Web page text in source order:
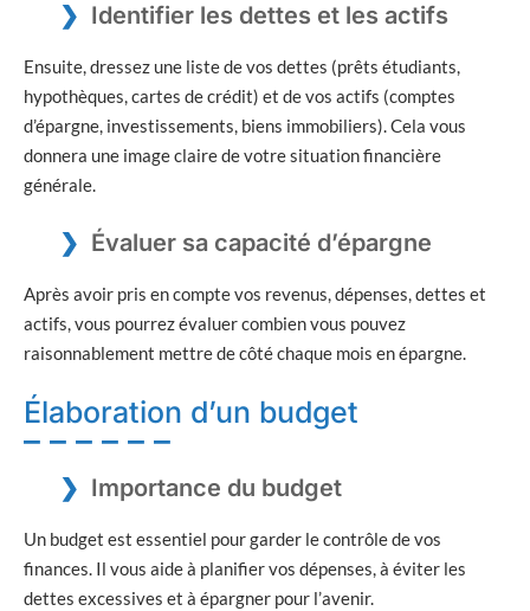
Identifier les dettes et les actifs
Ensuite, dressez une liste de vos dettes (prêts étudiants,
hypothèques, cartes de crédit) et de vos actifs (comptes
d’épargne, investissements, biens immobiliers). Cela vous
donnera une image claire de votre situation financière
générale.
Évaluer sa capacité d’épargne
Après avoir pris en compte vos revenus, dépenses, dettes et
actifs, vous pourrez évaluer combien vous pouvez
raisonnablement mettre de côté chaque mois en épargne.
Élaboration d’un budget
Importance du budget
Un budget est essentiel pour garder le contrôle de vos
finances. Il vous aide à planifier vos dépenses, à éviter les
dettes excessives et à épargner pour l’avenir.